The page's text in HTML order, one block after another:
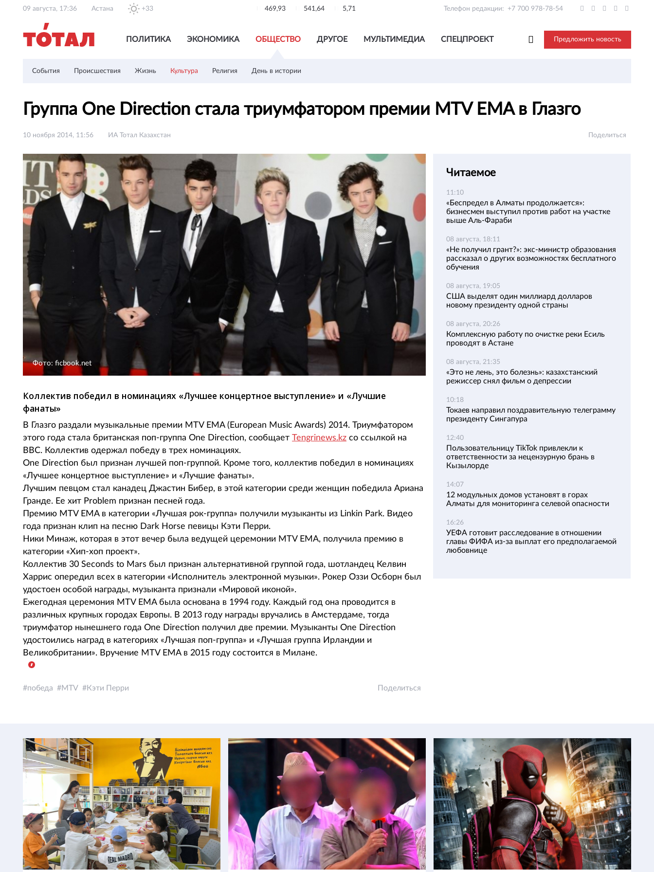
09 августа, 17:36 Астана +33 469,93 541,64 5,71 Телефон редакции: +7 700 978-78-54
ПОЛИТИКА ЭКОНОМИКА ОБЩЕСТВО ДРУГОЕ МУЛЬТИМЕДИА СПЕЦПРОЕКТ Предложить новость
События Происшествия Жизнь Культура Религия День в истории
Группа One Direction стала триумфатором премии MTV EMA в Глазго
10 ноября 2014, 11:56 ИА Тотал Казахстан Поделиться
Фото: ficbook.net
Коллектив победил в номинациях «Лучшее концертное выступление» и «Лучшие
фанаты»
В Глазго раздали музыкальные премии MTV EMA (European Music Awards) 2014. Триумфатором
этого года стала британская поп-группа One Direction, сообщает Tengrinews.kz со ссылкой на
BBC. Коллектив одержал победу в трех номинациях.
One Direction был признан лучшей поп-группой. Кроме того, коллектив победил в номинациях
«Лучшее концертное выступление» и «Лучшие фанаты».
Лучшим певцом стал канадец Джастин Бибер, в этой категории среди женщин победила Ариана
Гранде. Ее хит Problem признан песней года.
Премию MTV EMA в категории «Лучшая рок-группа» получили музыканты из Linkin Park. Видео
года признан клип на песню Dark Horse певицы Кэти Перри.
Ники Минаж, которая в этот вечер была ведущей церемонии MTV EMA, получила премию в
категории «Хип-хоп проект».
Коллектив 30 Seconds to Mars был признан альтернативной группой года, шотландец Келвин
Харрис опередил всех в категории «Исполнитель электронной музыки». Рокер Оззи Осборн был
удостоен особой награды, музыканта признали «Мировой иконой».
Ежегодная церемония MTV EMA была основана в 1994 году. Каждый год она проводится в
различных крупных городах Европы. В 2013 году награды вручались в Амстердаме, тогда
триумфатор нынешнего года One Direction получил две премии. Музыканты One Direction
удостоились наград в категориях «Лучшая поп-группа» и «Лучшая группа Ирландии и
Великобритании». Вручение MTV EMA в 2015 году состоится в Милане.
победа MTV Кэти Перри Поделиться
Читаемое
11:10
«Беспредел в Алматы продолжается»:
бизнесмен выступил против работ на участке
выше Аль-Фараби
08 августа, 18:11
«Не получил грант?»: экс-министр образования
рассказал о других возможностях бесплатного
обучения
08 августа, 19:05
США выделят один миллиард долларов
новому президенту одной страны
08 августа, 20:26
Комплексную работу по очистке реки Есиль
проводят в Астане
08 августа, 21:35
«Это не лень, это болезнь»: казахстанский
режиссер снял фильм о депрессии
10:18
Токаев направил поздравительную телеграмму
президенту Сингапура
12:40
Пользовательницу TikTok привлекли к
ответственности за нецензурную брань в
Кызылорде
14:07
12 модульных домов установят в горах
Алматы для мониторинга селевой опасности
16:26
УЕФА готовит расследование в отношении
главы ФИФА из-за выплат его предполагаемой
любовнице